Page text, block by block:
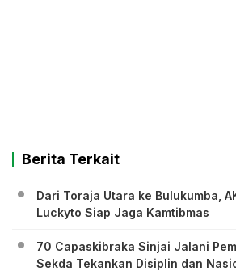
Berita Terkait
Dari Toraja Utara ke Bulukumba,
Luckyto Siap Jaga Kamtibmas
70 Capaskibraka Sinjai Jalani
Sekda Tekankan Disiplin dan